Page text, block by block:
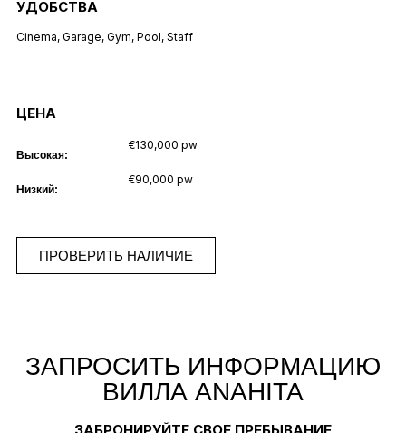
УДОБСТВА
Cinema, Garage, Gym, Pool, Staff
ЦЕНА
Высокая:
€130,000 pw
Низкий:
€90,000 pw
ПРОВЕРИТЬ НАЛИЧИЕ
ЗАПРОСИТЬ ИНФОРМАЦИЮ
ВИЛЛА ANAHITA